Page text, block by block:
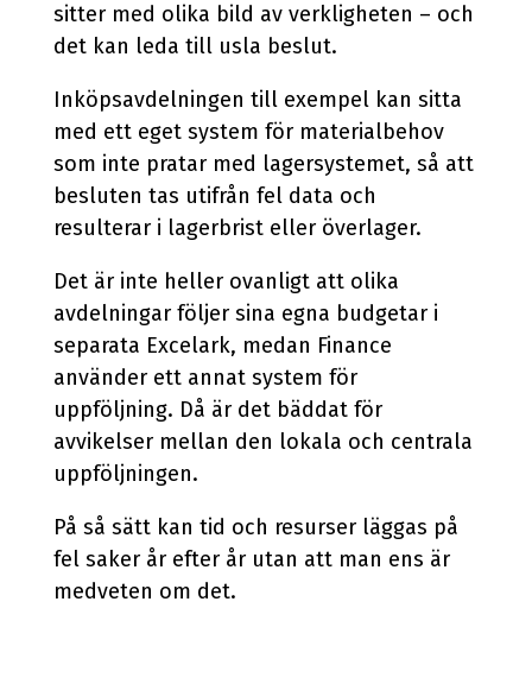
sitter med olika bild av verkligheten – och
det kan leda till usla beslut.
Inköpsavdelningen till exempel kan sitta
med ett eget system för materialbehov
som inte pratar med lagersystemet, så att
besluten tas utifrån fel data och
resulterar i lagerbrist eller överlager.
Det är inte heller ovanligt att olika
avdelningar följer sina egna budgetar i
separata Excelark, medan Finance
använder ett annat system för
uppföljning. Då är det bäddat för
avvikelser mellan den lokala och centrala
uppföljningen.
På så sätt kan tid och resurser läggas på
fel saker år efter år utan att man ens är
medveten om det.